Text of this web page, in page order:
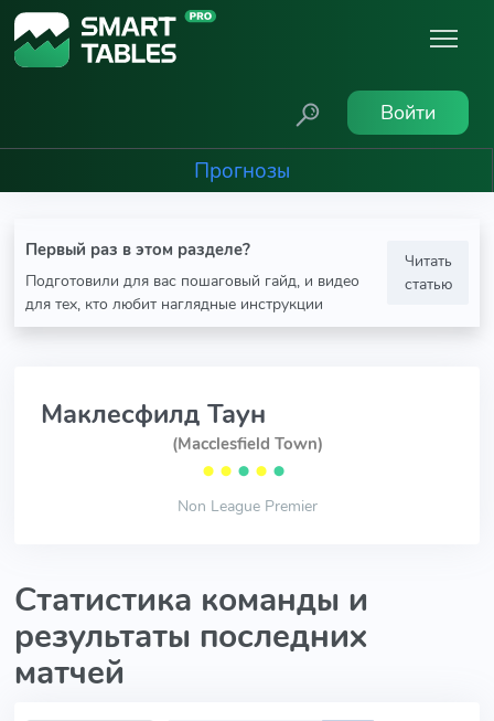
Войти
Прогнозы
Первый раз в этом разделе?
Подготовили для вас пошаговый гайд, и видео
для тех, кто любит наглядные инструкции
Читать
статью
Маклесфилд Таун
(Macclesfield Town)
⬤ ⬤ ⬤ ⬤ ⬤
Non League Premier
Статистика команды и
результаты последних
матчей